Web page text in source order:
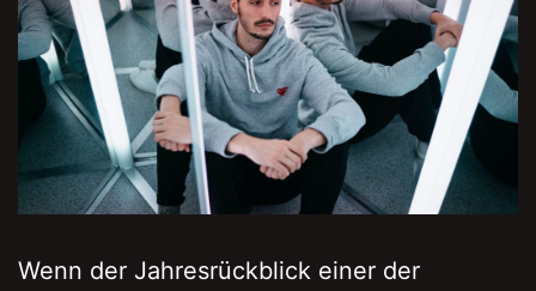
Wenn der Jahresrückblick einer der